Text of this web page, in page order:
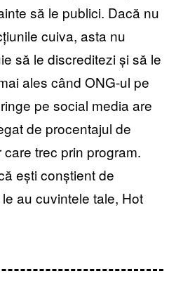
să le publici. Dacă nu
cuiva, asta nu
să le discreditezi și să le
ales când ONG-ul pe
pe social media are
de procentajul de
trec prin program.
ești conștient de
au cuvintele tale, Hot